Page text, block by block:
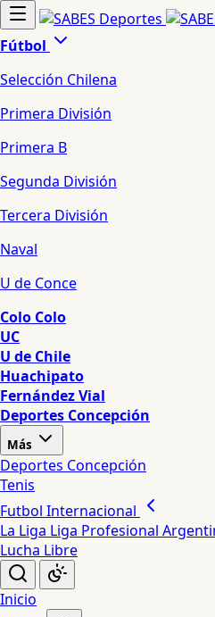
Fútbol
Selección Chilena
Primera División
Primera B
Segunda División
Tercera División
Naval
U de Conce
Colo Colo
UC
U de Chile
Huachipato
Fernández Vial
Deportes Concepción
Más
Deportes Concepción
Tenis
Futbol Internacional
La Liga Liga Profesional
Lucha Libre
Inicio